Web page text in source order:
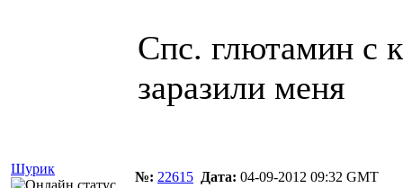
Спс. глютамин с
заразили меня
Шурик
№: 22615 Дата: 04-09-2012 09:32 GMT